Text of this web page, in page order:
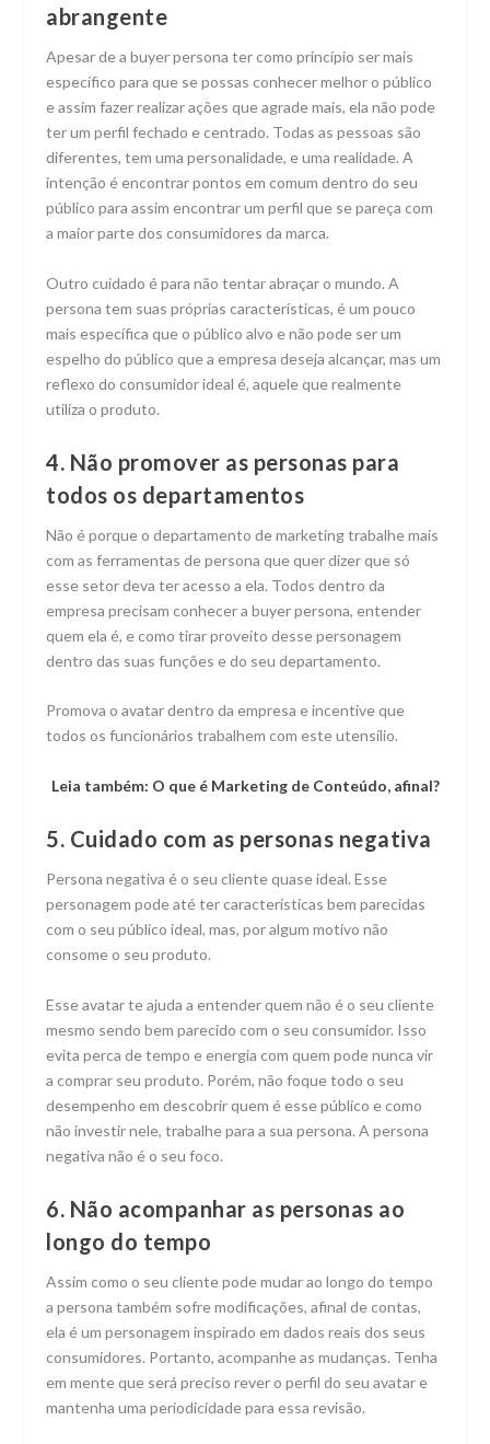
abrangente
Apesar de a buyer persona ter como princípio ser mais
específico para que se possas conhecer melhor o público
e assim fazer realizar ações que agrade mais, ela não pode
ter um perfil fechado e centrado. Todas as pessoas são
diferentes, tem uma personalidade, e uma realidade. A
intenção é encontrar pontos em comum dentro do seu
público para assim encontrar um perfil que se pareça com
a maior parte dos consumidores da marca.
Outro cuidado é para não tentar abraçar o mundo. A
persona tem suas próprias características, é um pouco
mais específica que o público alvo e não pode ser um
espelho do público que a empresa deseja alcançar, mas um
reflexo do consumidor ideal é, aquele que realmente
utiliza o produto.
4. Não promover as personas para
todos os departamentos
Não é porque o departamento de marketing trabalhe mais
com as ferramentas de persona que quer dizer que só
esse setor deva ter acesso a ela. Todos dentro da
empresa precisam conhecer a buyer persona, entender
quem ela é, e como tirar proveito desse personagem
dentro das suas funções e do seu departamento.
Promova o avatar dentro da empresa e incentive que
todos os funcionários trabalhem com este utensílio.
Leia também: O que é Marketing de Conteúdo, afinal?
5. Cuidado com as personas negativa
Persona negativa é o seu cliente quase ideal. Esse
personagem pode até ter características bem parecidas
com o seu público ideal, mas, por algum motivo não
consome o seu produto.
Esse avatar te ajuda a entender quem não é o seu cliente
mesmo sendo bem parecido com o seu consumidor. Isso
evita perca de tempo e energia com quem pode nunca vir
a comprar seu produto. Porém, não foque todo o seu
desempenho em descobrir quem é esse público e como
não investir nele, trabalhe para a sua persona. A persona
negativa não é o seu foco.
6. Não acompanhar as personas ao
longo do tempo
Assim como o seu cliente pode mudar ao longo do tempo
a persona também sofre modificações, afinal de contas,
ela é um personagem inspirado em dados reais dos seus
consumidores. Portanto, acompanhe as mudanças. Tenha
em mente que será preciso rever o perfil do seu avatar e
mantenha uma periodicidade para essa revisão.